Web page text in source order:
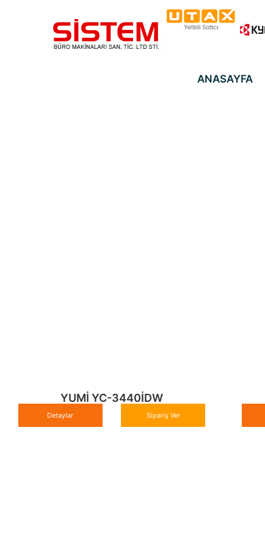
ANASAYFA
YUMİ YC-3440İDW
Detaylar Sipariş Ver